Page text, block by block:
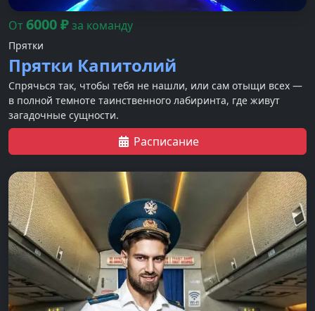
От6000₽за команду
Прятки
Прятки Капитолий
Спрячься так, чтобы тебя не нашли, или сам отыщи всех —
в полной темноте таинственного лабиринта, где живут
загадочные сущности.
Расписание